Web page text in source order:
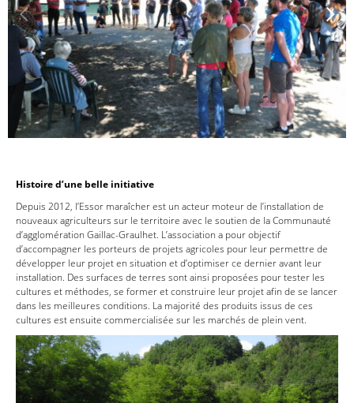
Histoire d’une belle initiative
Depuis 2012, l’Essor maraîcher est un acteur moteur de l’installation de
nouveaux agriculteurs sur le territoire avec le soutien de la Communauté
d’agglomération Gaillac-Graulhet. L’association a pour objectif
d’accompagner les porteurs de projets agricoles pour leur permettre de
développer leur projet en situation et d’optimiser ce dernier avant leur
installation. Des surfaces de terres sont ainsi proposées pour tester les
cultures et méthodes, se former et construire leur projet afin de se lancer
dans les meilleures conditions. La majorité des produits issus de ces
cultures est ensuite commercialisée sur les marchés de plein vent.